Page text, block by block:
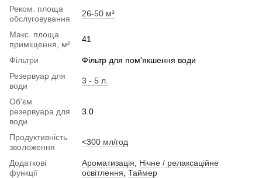
Реком. площа
обслуговування
26-50 м²
Макс. площа
приміщення, м²
41
Фільтри
Фільтр для пом'якшення води
Резервуар для
води
3 - 5 л.
Об'єм
резервуара для
води
3.0
Продуктивність
зволоження
<300 мл/год
Додаткові
функції
Ароматизація
Нічне / релаксаційне
освітлення Таймер